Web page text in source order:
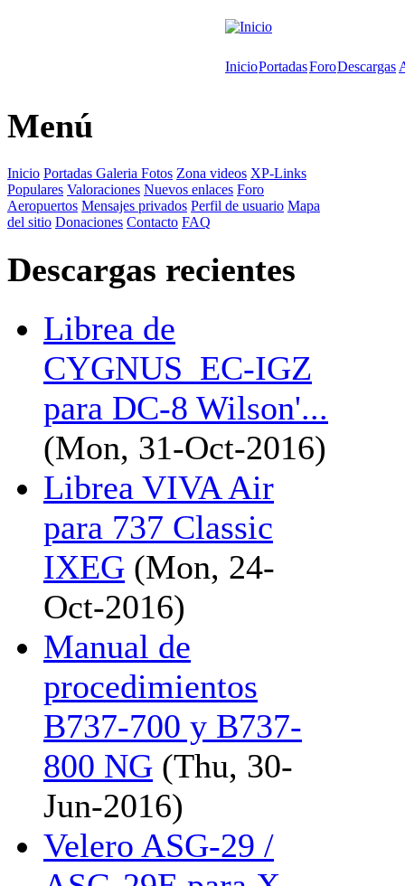
InicioPortadasForoDescargas
Menú
Inicio Portadas Galeria Fotos Zona videos XP-Links
Populares Valoraciones Nuevos enlaces Foro
Aeropuertos Mensajes privados Perfil de usuario Mapa
del sitio Donaciones Contacto FAQ
Descargas recientes
Librea de
CYGNUS_EC-IGZ
para DC-8 Wilson'...
(Mon, 31-Oct-2016)
Librea VIVA Air
para 737 Classic
IXEG (Mon, 24-
Oct-2016)
Manual de
procedimientos
B737-700 y B737-
800 NG (Thu, 30-
Jun-2016)
Velero ASG-29 /